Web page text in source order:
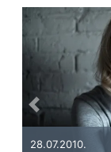
28.07.2010.
Previous